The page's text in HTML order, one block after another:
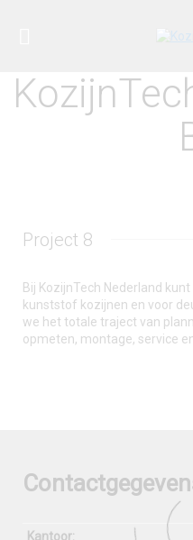
Project 8
Bij KozijnTech Nederland
kunststof kozijnen en voor
we het totale traject van
opmeten, montage, service
Kantoor: